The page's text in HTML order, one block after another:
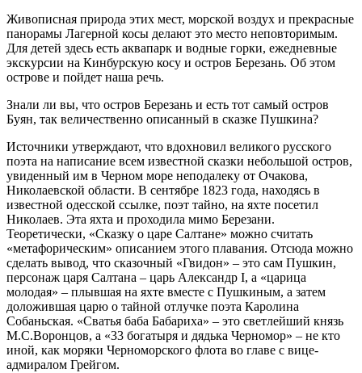
Живописная природа этих мест, морской воздух и прекрасные
панорамы Лагерной косы делают это место неповторимым.
Для детей здесь есть аквапарк и водные горки, ежедневные
экскурсии на Кинбурскую косу и остров Березань. Об этом
острове и пойдет наша речь.
Знали ли вы, что остров Березань и есть тот самый остров
Буян, так величественно описанный в сказке Пушкина?
Источники утверждают, что вдохновил великого русского
поэта на написание всем известной сказки небольшой остров,
увиденный им в Черном море неподалеку от Очакова,
Николаевской области. В сентябре 1823 года, находясь в
известной одесской ссылке, поэт тайно, на яхте посетил
Николаев. Эта яхта и проходила мимо Березани.
Теоретически, «Сказку о царе Салтане» можно считать
«метафорическим» описанием этого плавания. Отсюда можно
сделать вывод, что сказочный «Гвидон» – это сам Пушкин,
персонаж царя Салтана – царь Александр I, а «царица
молодая» – плывшая на яхте вместе с Пушкиным, а затем
доложившая царю о тайной отлучке поэта Каролина
Собаньская. «Сватья баба Бабариха» – это светлейший князь
М.С.Воронцов, а «33 богатыря и дядька Черномор» – не кто
иной, как моряки Черноморского флота во главе с вице-
адмиралом Грейгом.